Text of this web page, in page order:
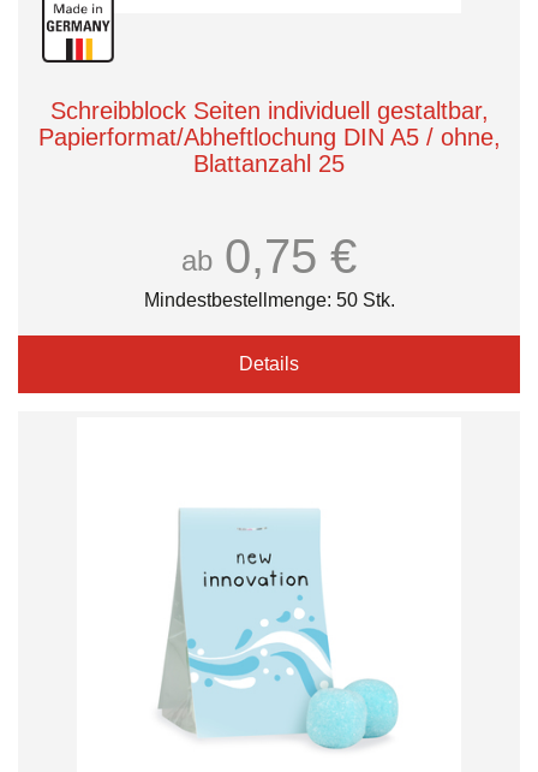
Schreibblock Seiten individuell gestaltbar,
Papierformat/Abheftlochung DIN A5 / ohne,
Blattanzahl 25
ab 0,75 €
Mindestbestellmenge: 50 Stk.
Details